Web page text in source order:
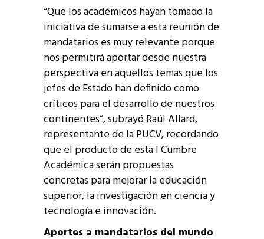
“Que los académicos hayan tomado la
iniciativa de sumarse a esta reunión de
mandatarios es muy relevante porque
nos permitirá aportar desde nuestra
perspectiva en aquellos temas que los
jefes de Estado han definido como
críticos para el desarrollo de nuestros
continentes”, subrayó Raúl Allard,
representante de la PUCV, recordando
que el producto de esta I Cumbre
Académica serán propuestas
concretas para mejorar la educación
superior, la investigación en ciencia y
tecnología e innovación.
Aportes a mandatarios del mundo